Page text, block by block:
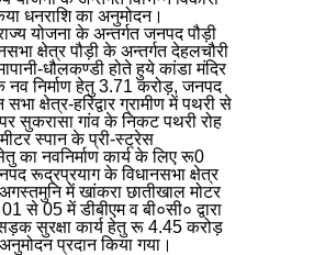
धनराशि का अनुमोदन।
राज्य योजना के अन्तर्गत जनपद पौड़ी
क्षेत्र पौड़ी के अन्तर्गत देहलचौरी
धौलकण्डी होते हुये कांडा मंदिर
नव निर्माण हेतु 3.71 करोड़, जनपद
सभा क्षेत्र-हरिद्वार ग्रामीण में पथरी से
पर सुकरासा गांव के निकट पथरी रोह
स्पान के प्री-स्ट्रेस
का नवनिर्माण कार्य के लिए रू0
रूद्रप्रयाग के विधानसभा क्षेत्र
में खांकरा छातीखाल मोटर
से 05 में डीबीएम व बी०सी० द्वारा
सुरक्षा कार्य हेतु रू 4.45 करोड़
प्रदान किया गया।